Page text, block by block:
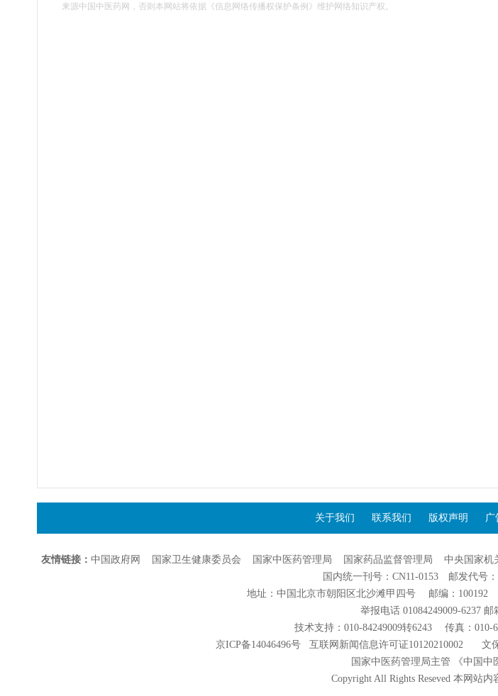
来源中国中医药网，否则本网站将依据《信息网络传播权保护条例》维护网络知识产权。
关于我们 联系我们 版权声明 广
友情链接： 中国政府网 国家卫生健康委员会 国家中医药管理局 国家药品监督管理局 中央国家机
国内统一刊号：CN11-0153 邮发代号：
地址：中国北京市朝阳区北沙滩甲四号 邮编：100192
举报电话 01084249009-6237 邮
技术支持：010-84249009转6243 传真：010-
京ICP备14046496号
互联网新闻信息许可证10120210002文保
国家中医药管理局主管 《中国
Copyright All Rights Reseved 本网站